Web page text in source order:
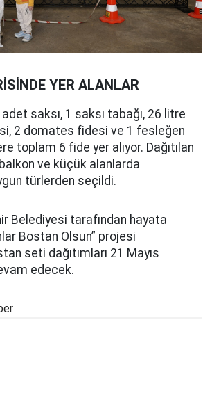
YER ALANLAR
saksı, 1 saksı tabağı, 26 litre
2 domates fidesi ve 1 fesleğen
toplam 6 fide yer alıyor. Dağıtılan
ve küçük alanlarda
türlerden seçildi.
Belediyesi tarafından hayata
Bostan Olsun” projesi
seti dağıtımları 21 Mayıs
edecek.